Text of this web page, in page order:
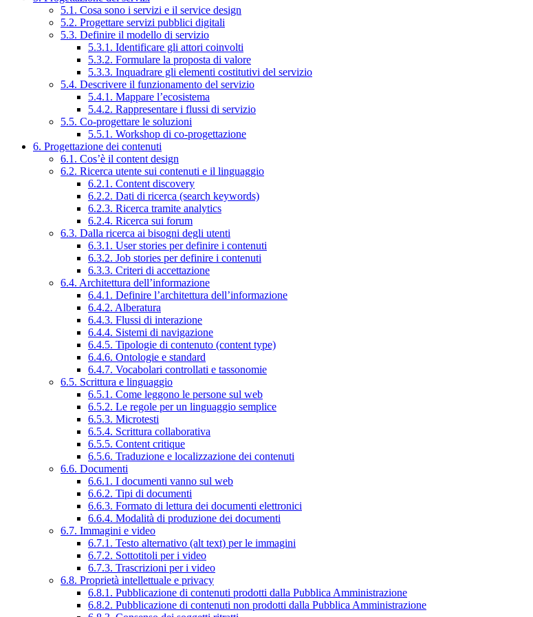
5.1. Cosa sono i servizi e il service design
5.2. Progettare servizi pubblici digitali
5.3. Definire il modello di servizio
5.3.1. Identificare gli attori coinvolti
5.3.2. Formulare la proposta di valore
5.3.3. Inquadrare gli elementi costitutivi del servizio
5.4. Descrivere il funzionamento del servizio
5.4.1. Mappare l’ecosistema
5.4.2. Rappresentare i flussi di servizio
5.5. Co-progettare le soluzioni
5.5.1. Workshop di co-progettazione
6. Progettazione dei contenuti
6.1. Cos’è il content design
6.2. Ricerca utente sui contenuti e il linguaggio
6.2.1. Content discovery
6.2.2. Dati di ricerca (search keywords)
6.2.3. Ricerca tramite analytics
6.2.4. Ricerca sui forum
6.3. Dalla ricerca ai bisogni degli utenti
6.3.1. User stories per definire i contenuti
6.3.2. Job stories per definire i contenuti
6.3.3. Criteri di accettazione
6.4. Architettura dell’informazione
6.4.1. Definire l’architettura dell’informazione
6.4.2. Alberatura
6.4.3. Flussi di interazione
6.4.4. Sistemi di navigazione
6.4.5. Tipologie di contenuto (content type)
6.4.6. Ontologie e standard
6.4.7. Vocabolari controllati e tassonomie
6.5. Scrittura e linguaggio
6.5.1. Come leggono le persone sul web
6.5.2. Le regole per un linguaggio semplice
6.5.3. Microtesti
6.5.4. Scrittura collaborativa
6.5.5. Content critique
6.5.6. Traduzione e localizzazione dei contenuti
6.6. Documenti
6.6.1. I documenti vanno sul web
6.6.2. Tipi di documenti
6.6.3. Formato di lettura dei documenti elettronici
6.6.4. Modalità di produzione dei documenti
6.7. Immagini e video
6.7.1. Testo alternativo (alt text) per le immagini
6.7.2. Sottotitoli per i video
6.7.3. Trascrizioni per i video
6.8. Proprietà intellettuale e privacy
6.8.1. Pubblicazione di contenuti prodotti dalla Pubblica Amministrazione
6.8.2. Pubblicazione di contenuti non prodotti dalla Pubblica Amministrazione